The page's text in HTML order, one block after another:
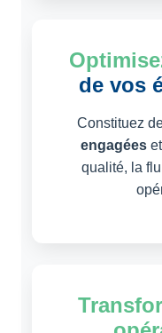
de vos
Constituez
engagées et
qualité, la